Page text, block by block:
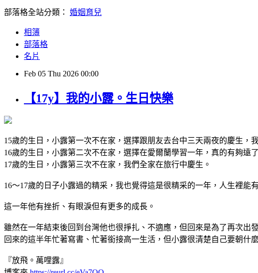
部落格全站分類： 婚姻育兒
相簿
部落格
名片
Feb 05 Thu 2026 00:00
【17y】我的小露。生日快樂
15歲的生日，小露第一次不在家，選擇跟朋友去台中三天兩夜的慶生，
16歲的生日，小露第二次不在家，選擇在愛爾蘭學習一年，真的有夠遠了
17歲的生日，小露第三次不在家，我們全家在旅行中慶生。
16～17歲的日子小露過的精采，我也覺得這是很精采的一年，人生裡能
這一年他有挫折、有眼淚但有更多的成長。
雖然在一年結束後回到台灣他也很掙扎、不適應，但回來是為了再次出發
回來的這半年忙著寫書、忙著銜接高一生活，但小露很清楚自己要朝什
『放飛。萬哩露』